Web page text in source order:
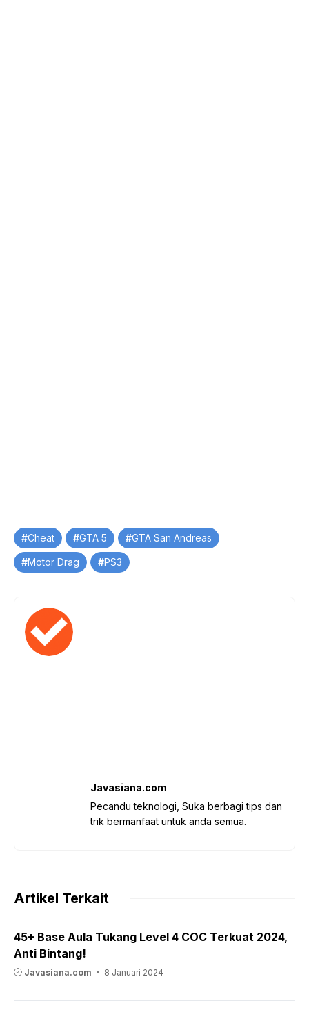
TagCheat GTA 5 GTA San Andreas
Motor Drag PS3
Javasiana.com
Pecandu teknologi, Suka berbagi tips dan
trik bermanfaat untuk anda semua.
Artikel Terkait
45+ Base Aula Tukang Level 4 COC Terkuat 2024,
Anti Bintang!
Javasiana.com 8 Januari 2024